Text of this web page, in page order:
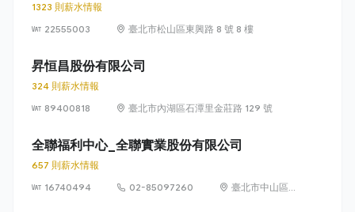
1323 則薪水情報
22555003
臺北市松山區東興路 8 號 8 樓
昇恒昌股份有限公司
324 則薪水情報
89400818
臺北市內湖區石潭里金莊路 129 號
全聯福利中心_全聯實業股份有限公司
657 則薪水情報
16740494
02-85097260
臺北市中山區敬